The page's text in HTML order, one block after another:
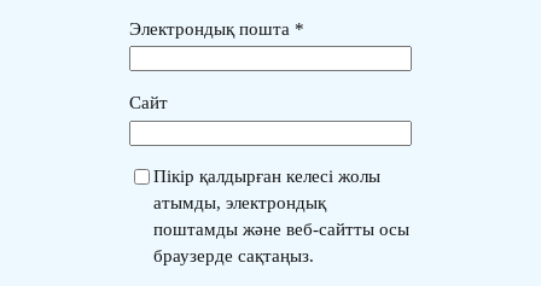
Электрондық пошта *
Сайт
Пікір қалдырған келесі жолы
атымды, электрондық
поштамды және веб-сайтты осы
браузерде сақтаңыз.